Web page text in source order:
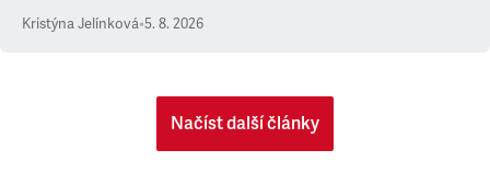
Kristýna Jelínková•5. 8. 2026
Načíst další články